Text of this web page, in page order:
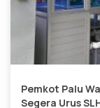
Pemkot Palu
Segera Urus